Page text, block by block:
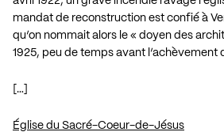
mandat de reconstruction est confié à
qu’on nommait alors le « doyen des
1925, peu de temps avant l’achèvement
[…]
Église du Sacré-Coeur-de-Jésus